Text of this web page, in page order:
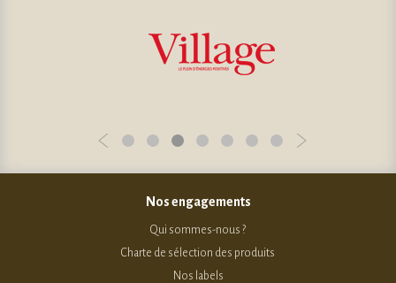
Nos engagements
Qui sommes-nous ?
Charte de sélection des produits
Nos labels